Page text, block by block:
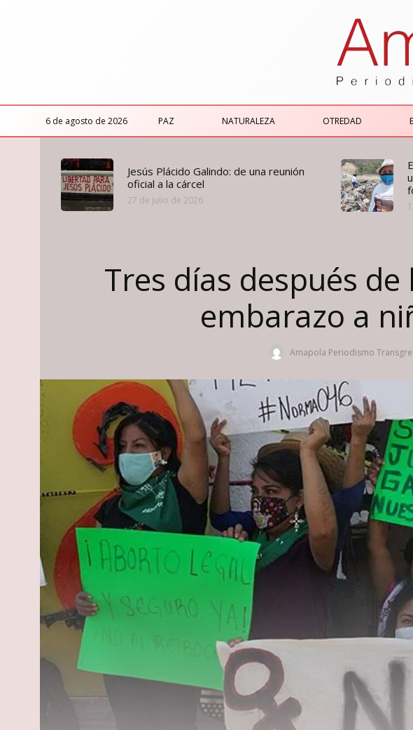
6 de agosto de 2026 PAZ NATURALEZA OTREDAD
Jesús Plácido Galindo: de una reunión
oficial a la cárcel
27 de julio de 2026
Tres días después
embarazo a
Amapola Periodismo